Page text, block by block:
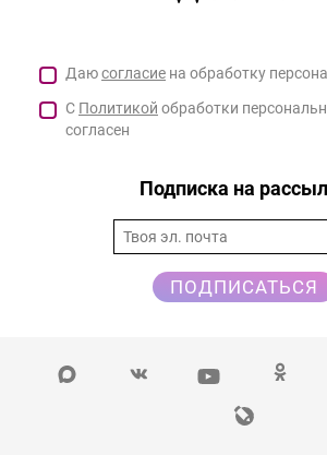
Даюсогласие на обработку
С Политикой обработки
согласен
Подписка на
ПОДПИСАТЬСЯ